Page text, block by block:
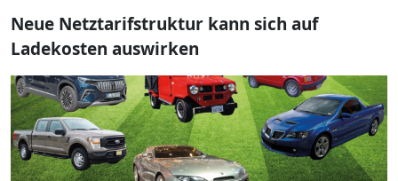
Neue Netztarifstruktur kann sich auf
Ladekosten auswirken